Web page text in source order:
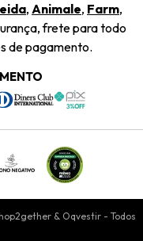
, Animale, Farm,
frete para todo
de pagamento.
& Oqvestir - Todos